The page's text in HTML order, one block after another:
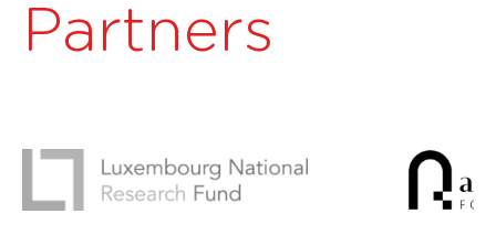
Partners